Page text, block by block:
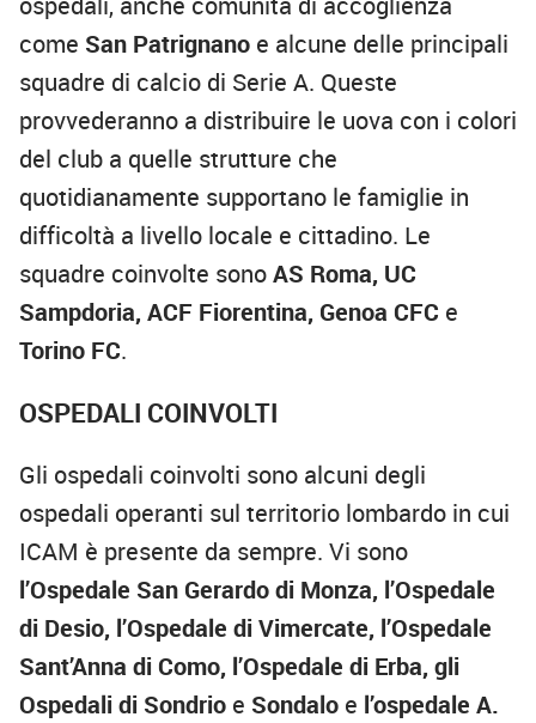
come San Patrignano e alcune delle principali
squadre di calcio di Serie A. Queste
provvederanno a distribuire le uova con i colori
del club a quelle strutture che
quotidianamente supportano le famiglie in
difficoltà a livello locale e cittadino. Le
squadre coinvolte sonoAS Roma, UC
Sampdoria, ACF Fiorentina, Genoa CFC e
Torino FC.
OSPEDALI COINVOLTI
Gli ospedali coinvolti sono alcuni degli
ospedali operanti sul territorio lombardo in cui
ICAM è presente da sempre. Vi sono
l’Ospedale San Gerardo di Monza, l’Ospedale
di Desio, l’Ospedale di Vimercate, l’Ospedale
Sant’Anna di Como, l’Ospedale di Erba, gli
Ospedali di Sondrio e Sondalo e l’ospedale A.